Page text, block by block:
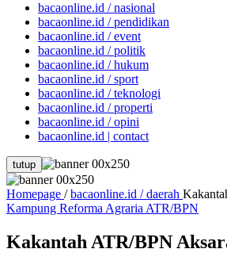
bacaonline.id / nasional
bacaonline.id / pendidikan
bacaonline.id / event
bacaonline.id / politik
bacaonline.id / hukum
bacaonline.id / sport
bacaonline.id / teknologi
bacaonline.id / properti
bacaonline.id / opini
bacaonline.id | contact
tutup
Homepage / bacaonline.id / daerah
Kampung Reforma Agraria ATR/BPN
Kakantah ATR/BPN